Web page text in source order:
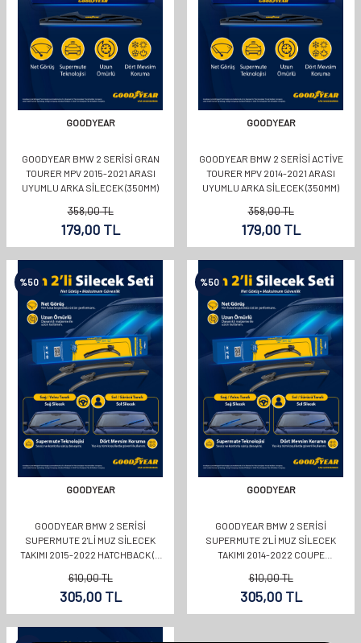
GOODYEAR
GOODYEAR BMW 2 SERISI GRAN
TOURER MPV 2015-2021 ARASI
UYUMLU ARKA SILECEK (350MM)
358,00TL
179,00 TL
GOODYEAR
GOODYEAR BMW 2 SERISI ACTIVE
TOURER MPV 2014-2021 ARASI
UYUMLU ARKA SILECEK (350MM)
358,00TL
179,00 TL
%50
GOODYEAR
GOODYEAR BMW 2 SERISI
SUPERMUTE 2'LI MUZ SILECEK
TAKIMI 2015-2022 HATCHBACK (5
610,00TL
305,00TL
%50
GOODYEAR
GOODYEAR BMW 2 SERISI
SUPERMUTE 2'LI MUZ SILECEK
TAKIMI 2014-2022 COUPE
610,00TL
305,00TL